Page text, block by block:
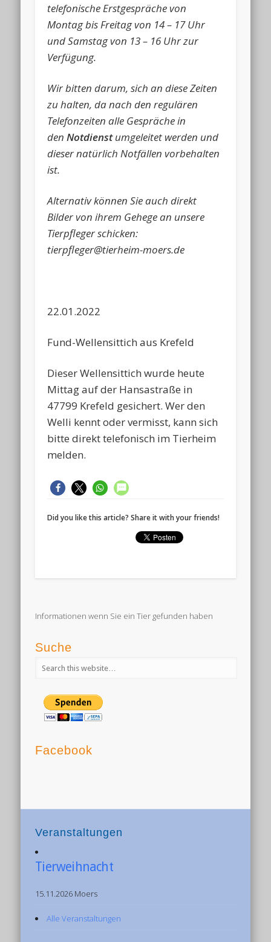
telefonische Erstgespräche von
Montag bis Freitag von 14 – 17 Uhr
und Samstag von 13 – 16 Uhr zur
Verfügung.
Wir bitten darum, sich an diese Zeiten
zu halten, da nach den regulären
Telefonzeiten alle Gespräche in
denNotdienstumgeleitet werden und
dieser natürlich Notfällen vorbehalten
ist.
Alternativ können Sie auch direkt
Bilder von ihrem Gehege an unsere
Tierpfleger schicken:
tierpfleger@tierheim-moers.de
22.01.2022
Fund-Wellensittich aus Krefeld
Dieser Wellensittich wurde heute
Mittag auf der Hansastraße in
47799 Krefeld gesichert. Wer den
Welli kennt oder vermisst, kann sich
bitte direkt telefonisch im Tierheim
melden.
Did you like this article? Share it with your friends!
Informationen wenn Sie ein Tier gefunden haben
Suche
Facebook
Veranstaltungen
Tierweihnacht
15.11.2026 Moers
Alle Veranstaltungen